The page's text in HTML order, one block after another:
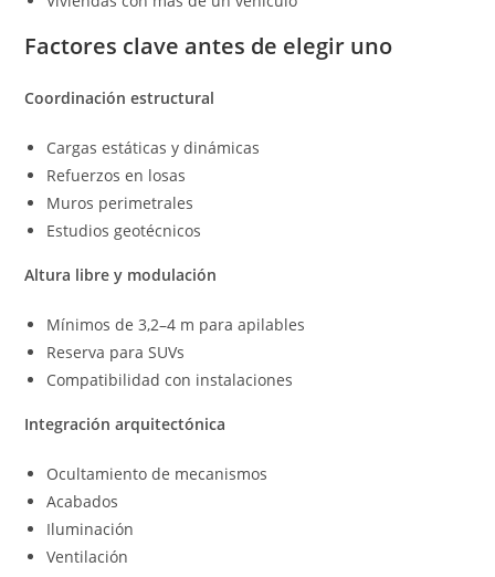
Factores clave antes de elegir uno
Coordinación estructural
Cargas estáticas y dinámicas
Refuerzos en losas
Muros perimetrales
Estudios geotécnicos
Altura libre y modulación
Mínimos de 3,2–4 m para apilables
Reserva para SUVs
Compatibilidad con instalaciones
Integración arquitectónica
Ocultamiento de mecanismos
Acabados
Iluminación
Ventilación